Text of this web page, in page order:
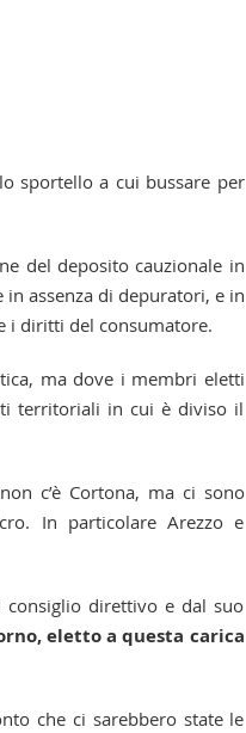
sportello a cui bussare per
del deposito cauzionale in
assenza di depuratori, e in
i diritti del consumatore.
ma dove i membri eletti
territoriali in cui è diviso il
c’è Cortona, ma ci sono
In particolare Arezzo e
direttivo e dal suo
eletto a questa carica
che ci sarebbero state le